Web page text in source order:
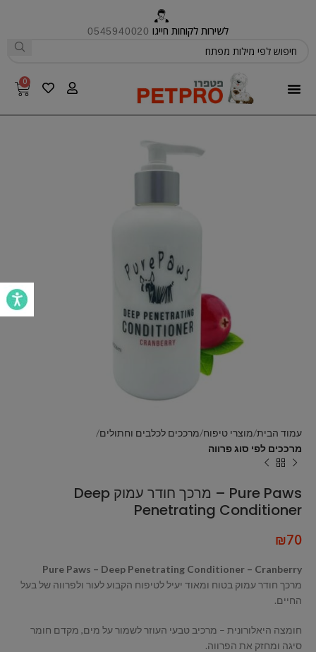
לשירות לקוחות חייגו 0545940020
0
עמוד הבית מוצרי טיפוח מרככים לכלבים וחתולים
מרככים לפי סוג פרווה
Pure Paws – מרכך חודר עמוק Deep
Penetrating Conditioner
₪70
Pure Paws – Deep Penetrating Conditioner – Cranberry
מרכך חודר עמוק בטוח ומאוד יעיל לטיפוח הקבוע לעור ולפרווה של בעל
החיים.
חומצה היאלורונית – מרכיב טבעי העוזר לשמור על מים, מקדם חומר
סיגה ומחזק את הפרווה.